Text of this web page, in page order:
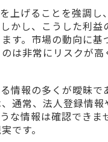
上げることを強調
かし、こうした利
す。市場の動向に
は非常にリスクが高
情報の多くが曖昧
通常、法人登録情
な情報は確認でき
です。